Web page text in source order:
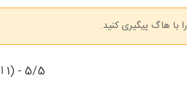
را با هاگ پیگیری کنید.
5/5 - (1 امتیاز)